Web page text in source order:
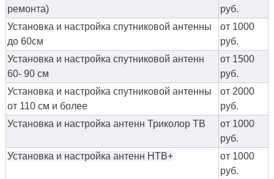
ремонта)
руб.
Установка и настройка спутниковой антенны
до 60см
от 1000
руб.
Установка и настройка спутниковой антенн
60- 90 см
от 1500
руб.
Установка и настройка спутниковой антенны
от 110 см и более
от 2000
руб.
Установка и настройка антенн Триколор ТВ
от 1000
руб.
Установка и настройка антенн НТВ+
от 1000
руб.